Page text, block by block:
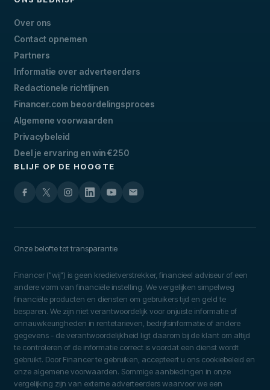
Over ons
Contact opnemen
Partners
Informatie over adverteerders
Redactionele richtlijnen
Financer.com beoordelingsproces
Algemene voorwaarden
Privacybeleid
Deel je ervaring en win €250
BLIJF OP DE HOOGTE
Onze belofte tot transparantie
Financer ("wij") is geen kredietverstrekker, financieel adviseur of een
andere vorm van financiële instelling. We vergelijken simpelweg
financiële producten en diensten om gebruikers tijd en geld te
besparen. We zijn niet verantwoordelijk voor onjuiste informatie of
onnauwkeurigheden in rentetarieven, bedrijfsinformatie of andere
gegevens - de verantwoordelijkheid ligt daarom bij de klant om altijd
te controleren of de informatie correct is voordat een dienst wordt
gebruikt. Door Financer te gebruiken, accepteert u ons cookiebeleid en
onze algemene voorwaarden. Sommige aanbiedingen in onze
vergelijking zijn van externe adverteerders waarvoor we een